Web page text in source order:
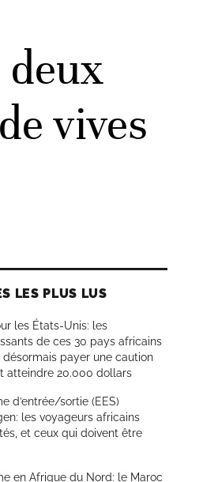
vives
LES PLUS LUS
les États-Unis: les
de ces 30 pays africains
désormais payer une caution
atteindre 20.000 dollars
d’entrée/sortie (EES)
les voyageurs africains
et ceux qui doivent être
en Afrique du Nord: le Maroc